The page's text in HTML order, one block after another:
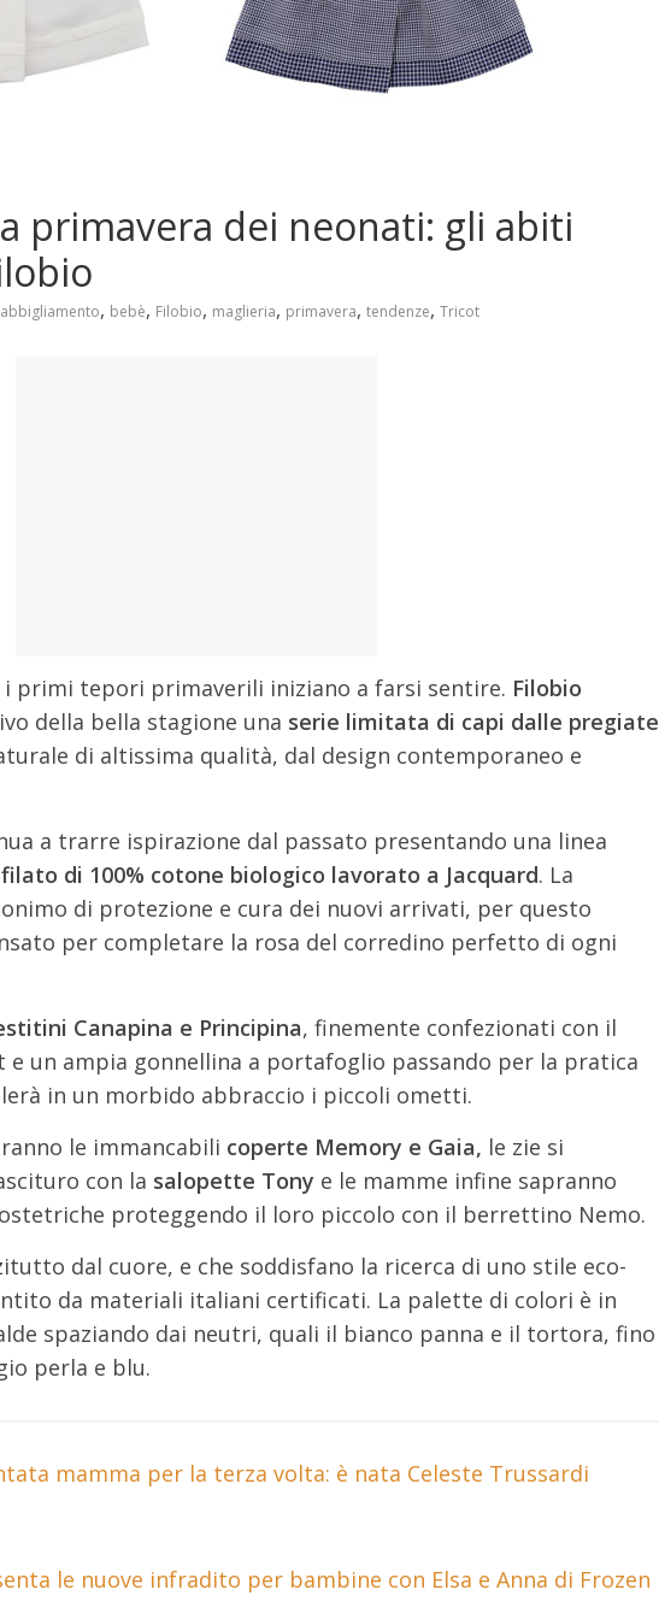
primavera dei neonati: gli abiti
abbigliamento, bebè, Filobio, maglieria, primavera, tendenze, Tricot
i primi tepori primaverili iniziano a farsi sentire. Filobio
della bella stagione una serie limitata di capi dalle pregiate
di altissima qualità, dal design contemporaneo e
a trarre ispirazione dal passato presentando una linea
di 100% cotone biologico lavorato a Jacquard. La
di protezione e cura dei nuovi arrivati, per questo
per completare la rosa del corredino perfetto di ogni
Canapina e Principina, finemente confezionati con il
un ampia gonnellina a portafoglio passando per la pratica
in un morbido abbraccio i piccoli ometti.
le immancabili coperte Memory e Gaia, le zie si
con la salopette Tony e le mamme infine sapranno
proteggendo il loro piccolo con il berrettino Nemo.
dal cuore, e che soddisfano la ricerca di uno stile eco-
da materiali italiani certificati. La palette di colori è in
spaziando dai neutri, quali il bianco panna e il tortora, fino
perla e blu.
mamma per la terza volta: è nata Celeste Trussardi
le nuove infradito per bambine con Elsa e Anna di Frozen